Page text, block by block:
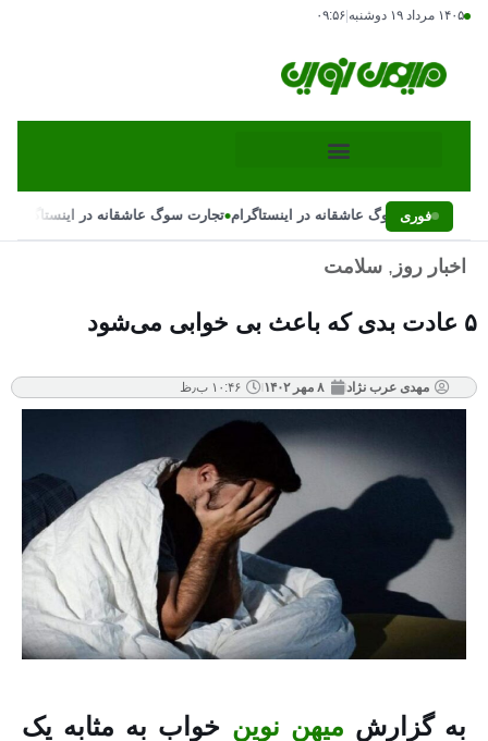
۱۴۰۵ مرداد ۱۹ دوشنبه ۰۹:۵۶
فوری
تجارت سوگ عاشقانه در اینستاگرام•تجارت سوگ عاشقانه در اینستاگرام
اخبار روز , سلامت
۵ عادت بدی که باعث بی‌ خوابی می‌شود
مهدی عرب نژاد ۸ مهر ۱۴۰۲ ۱۰:۴۶ ب٫ظ
به گزارش میهن نوین خواب به مثابه یک